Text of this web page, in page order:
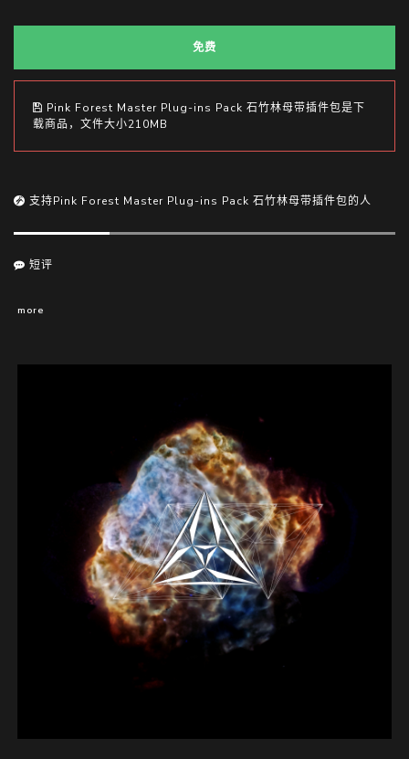
免费
Pink Forest Master Plug-ins Pack 石竹林母带插件包是下
载商品，文件大小210MB
支持Pink Forest Master Plug-ins Pack 石竹林母带插件包的人
短评
more